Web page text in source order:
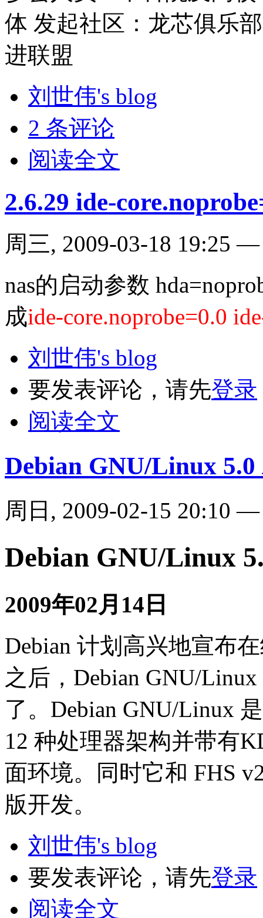
体 发起社区：龙芯俱乐
进联盟
刘世伟's blog
2 条评论
阅读全文
2.6.29 ide-
周三, 2009-03-18 19:25
nas的启动参数
成ide-core.noprobe=0.0
刘世伟's blog
要发表评论，请先登录
阅读全文
Debian GNU/Linux 5.0
周日, 2009-02-15 20:10
Debian GNU/Linux
2009年02月14日
Debian 计划高兴地宣布
之后，Debian GNU/
了。Debian GNU/Linux
12 种处理器架构并带有
面环境。同时它和 FHS
版开发。
刘世伟's blog
要发表评论，请先登录
阅读全文